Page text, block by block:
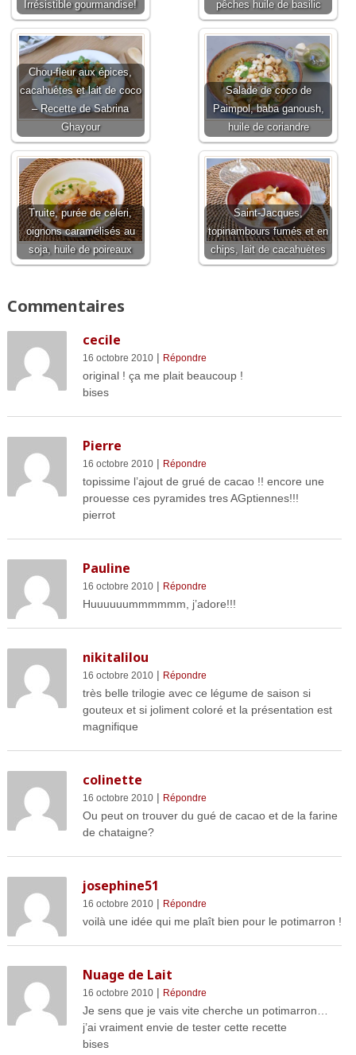
Irrésistible gourmandise!
pêches huile de basilic
Chou-fleur aux épices,
cacahuètes et lait de coco
– Recette de Sabrina
Ghayour
Salade de coco de
Paimpol, baba ganoush,
huile de coriandre
Truite, purée de céleri,
oignons caramélisés au
soja, huile de poireaux
Saint-Jacques,
topinambours fumés et en
chips, lait de cacahuètes
Commentaires
cecile
16 octobre 2010| Répondre
original ! ça me plait beaucoup !
bises
Pierre
16 octobre 2010| Répondre
topissime l’ajout de grué de cacao !! encore une
prouesse ces pyramides tres AGptiennes!!!
pierrot
Pauline
16 octobre 2010| Répondre
Huuuuuummmmmm, j’adore!!!
nikitalilou
16 octobre 2010| Répondre
très belle trilogie avec ce légume de saison si
gouteux et si joliment coloré et la présentation est
magnifique
colinette
16 octobre 2010| Répondre
Ou peut on trouver du gué de cacao et de la farine
de chataigne?
josephine51
16 octobre 2010| Répondre
voilà une idée qui me plaît bien pour le potimarron !
Nuage de Lait
16 octobre 2010| Répondre
Je sens que je vais vite cherche un potimarron…
j’ai vraiment envie de tester cette recette
bises